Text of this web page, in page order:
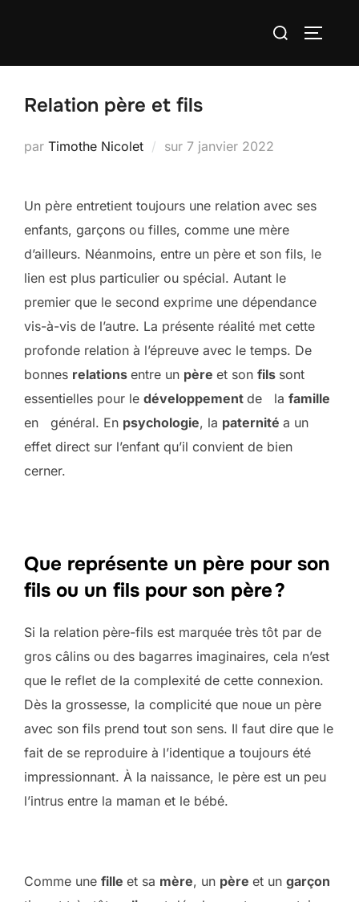
Rechercher :
Relation père et fils
par Timothe Nicolet sur Publié
7 janvier 2022
Un père entretient toujours une relation avec ses
enfants, garçons ou filles, comme une mère
d’ailleurs. Néanmoins, entre un père et son fils, le
lien est plus particulier ou spécial. Autant le
premier que le second exprime une dépendance
vis-à-vis de l’autre. La présente réalité met cette
profonde relation à l’épreuve avec le temps. De
bonnes relations entre un père et son fils sont
essentielles pour le développement de la famille
en général. En psychologie, la paternité a un
effet direct sur l’enfant qu’il convient de bien
cerner.
Que représente un père pour son
fils ou un fils pour son père ?
Si la relation père-fils est marquée très tôt par de
gros câlins ou des bagarres imaginaires, cela n’est
que le reflet de la complexité de cette connexion.
Dès la grossesse, la complicité que noue un père
avec son fils prend tout son sens. Il faut dire que le
fait de se reproduire à l’identique a toujours été
impressionnant. À la naissance, le père est un peu
l’intrus entre la maman et le bébé.
Comme une fille et sa mère, un père et un garçon